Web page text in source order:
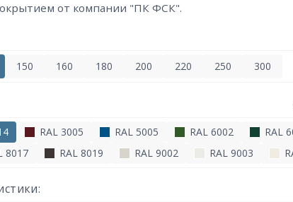
от компании "ПК ФСК".
150 160 180 200 220 250 300
RAL 3005 RAL 5005 RAL 6002 RAL
8017 RAL 8019 RAL 9002 RAL 9003